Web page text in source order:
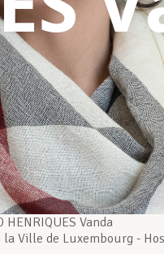
HENRIQUES Vanda
la Ville de Luxembourg -